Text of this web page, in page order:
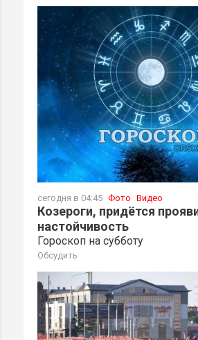
сегодня в 04:45 Фото Видео
Козероги, придётся
настойчивость
Гороскоп на субботу
Обсудить